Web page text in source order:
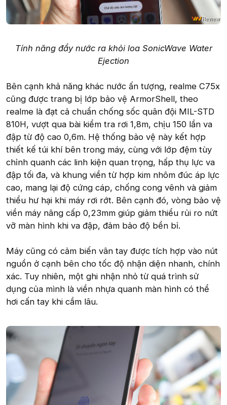
Tính năng đẩy nước ra khỏi loa SonicWave Water
Ejection
Bên cạnh khả năng khác nước ấn tượng, realme C75x
cũng được trang bị lớp bảo vệ ArmorShell, theo
realme là đạt cả chuẩn chống sốc quân đội MIL-STD
810H, vượt qua bài kiểm tra rơi 1,8m, chịu 150 lần va
đập từ độ cao 0,6m. Hệ thống bảo vệ này kết hợp
thiết kế túi khí bên trong máy, cùng với lớp đệm tùy
chỉnh quanh các linh kiện quan trọng, hấp thụ lực va
đập tối đa, và khung viền từ hợp kim nhôm đúc áp lực
cao, mang lại độ cứng cáp, chống cong vênh và giảm
thiểu hư hại khi máy rơi rớt. Bên cạnh đó, vòng bảo vệ
viền máy nâng cấp 0,23mm giúp giảm thiểu rủi ro nứt
vỡ màn hình khi va đập, đảm bảo độ bền bỉ.
Máy cũng có cảm biến vân tay được tích hợp vào nút
nguồn ở cạnh bên cho tốc độ nhận diện nhanh, chính
xác. Tuy nhiên, một ghi nhận nhỏ từ quá trình sử
dụng của mình là viền nhựa quanh màn hình có thể
hơi cấn tay khi cầm lâu.